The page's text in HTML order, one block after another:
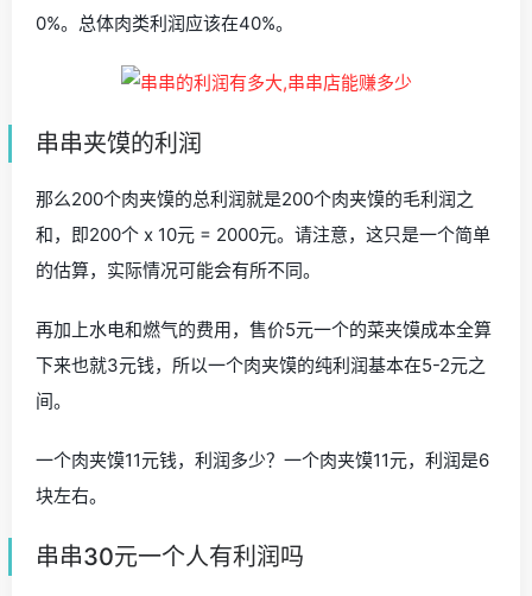
0%。总体肉类利润应该在40%。
串串夹馍的利润
那么200个肉夹馍的总利润就是200个肉夹馍的毛利润之
和，即200个 x 10元 = 2000元。请注意，这只是一个简单
的估算，实际情况可能会有所不同。
再加上水电和燃气的费用，售价5元一个的菜夹馍成本全算
下来也就3元钱，所以一个肉夹馍的纯利润基本在5-2元之
间。
一个肉夹馍11元钱，利润多少？一个肉夹馍11元，利润是6
块左右。
串串30元一个人有利润吗